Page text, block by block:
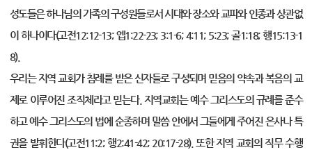
성도들은 하나님의 가족의 구성원들로서 시대와 장소와 교파와 인종과 상관없
이 하나이다(고전12:12-13; 엡1:22-23; 3:1-6; 4:11; 5:23; 골1:18; 행15:13-1
8).
우리는 지역 교회가 침례를 받은 신자들로 구성되며 믿음의 약속과 복음의 교
제로 이루어진 조직체라고 믿는다. 지역교회는 예수 그리스도의 규례를 준수
하고 예수 그리스도의 법에 순종하며 말씀 안에서 그들에게 주어진 은사나 특
권을 발휘한다(고전11:2; 행2:41-42; 20:17-28). 또한 지역 교회의 직무 수행